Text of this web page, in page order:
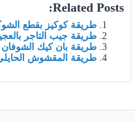
Related Posts:
طريقة كوكيز بقطع
طريقة جيب التاجر
طريقة بان كيك الشوفان
طريقة المقشوش